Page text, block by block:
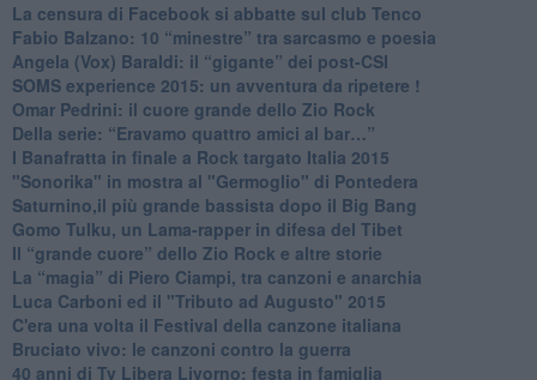
La censura di Facebook si abbatte sul club Tenco
Fabio Balzano: 10 “minestre” tra sarcasmo e poesia
Angela (Vox) Baraldi: il “gigante” dei post-CSI
​SOMS experience 2015: un avventura da ripetere !
Omar Pedrini: il cuore grande dello Zio Rock
Della serie: “Eravamo quattro amici al bar…”
I Banafratta in finale a Rock targato Italia 2015
"Sonorika" in mostra al "Germoglio" di Pontedera
​Saturnino,il più grande bassista dopo il Big Bang
​Gomo Tulku, un Lama-rapper in difesa del Tibet
​Il “grande cuore” dello Zio Rock e altre storie
La “magia” di Piero Ciampi, tra canzoni e anarchia
Luca Carboni ed il "Tributo ad Augusto" 2015
C'era una volta il Festival della canzone italiana
Bruciato vivo: le canzoni contro la guerra
40 anni di Tv Libera Livorno: festa in famiglia